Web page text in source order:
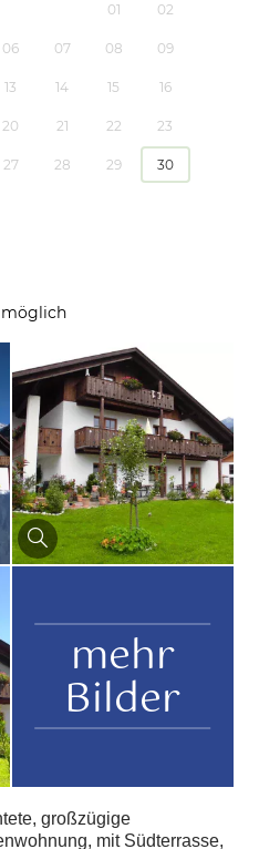
01 02
06 07 08 09
13 14 15 16
20 21 22 23
27 28 29 30
möglich
mehr
Bilder
großzügige
mit Südterrasse,